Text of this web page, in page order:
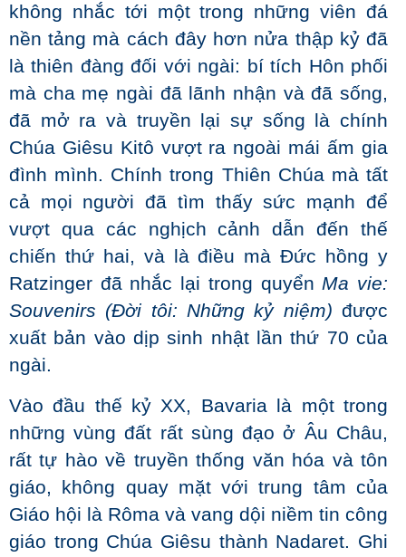
không nhắc tới một trong những viên đá
nền tảng mà cách đây hơn nửa thập kỷ đã
là thiên đàng đối với ngài: bí tích Hôn phối
mà cha mẹ ngài đã lãnh nhận và đã sống,
đã mở ra và truyền lại sự sống là chính
Chúa Giêsu Kitô vượt ra ngoài mái ấm gia
đình mình. Chính trong Thiên Chúa mà tất
cả mọi người đã tìm thấy sức mạnh để
vượt qua các nghịch cảnh dẫn đến thế
chiến thứ hai, và là điều mà Đức hồng y
Ratzinger đã nhắc lại trong quyểnMa vie:
Souvenirs (Đời tôi: Những kỷ niệm) được
xuất bản vào dịp sinh nhật lần thứ 70 của
ngài.
Vào đầu thế kỷ XX, Bavaria là một trong
những vùng đất rất sùng đạo ở Âu Châu,
rất tự hào về truyền thống văn hóa và tôn
giáo, không quay mặt với trung tâm của
Giáo hội là Rôma và vang dội niềm tin công
giáo trong Chúa Giêsu thành Nadaret. Ghi